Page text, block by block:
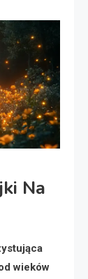
Na
wieków